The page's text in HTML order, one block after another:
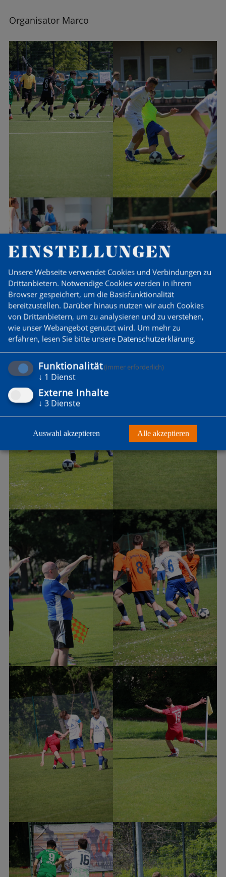
Organisator Marco
EINSTELLUNGEN
Unsere Webseite verwendet Cookies und Verbindungen zu
Drittanbietern. Notwendige Cookies werden in ihrem
Browser gespeichert, um die Basisfunktionalität
bereitzustellen. Darüber hinaus nutzen wir auch Cookies
von Drittanbietern, um zu analysieren und zu verstehen,
wie unser Webangebot genutzt wird. Um mehr zu
erfahren, lesen Sie bitte unsere Datenschutzerklärung.
Funktionalität(immer erforderlich)
↓ 1 Dienst
Externe Inhalte
↓ 3 Dienste
Auswahl akzeptieren Alle akzeptieren